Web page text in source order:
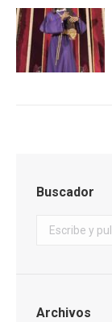
Buscador
Buscar:
Archivos